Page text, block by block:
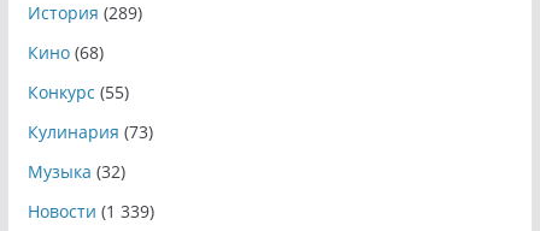
История (289)
Кино(68)
Конкурс (55)
Кулинария (73)
Музыка (32)
Новости (1 339)